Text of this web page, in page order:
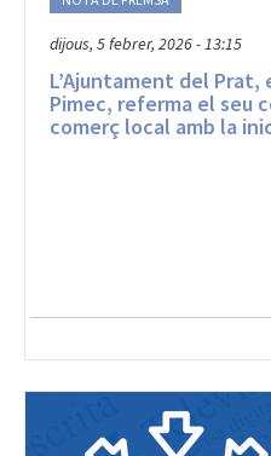
dijous, 5 febrer, 2026 - 13:15
L’Ajuntament del Prat,
Pimec, referma el seu
comerç local amb la